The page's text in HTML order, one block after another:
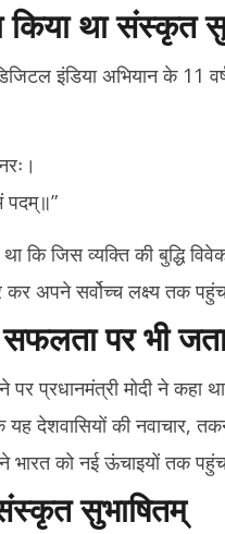
था संस्कृत
इंडिया अभियान के 11
पदम्॥”
कि जिस व्यक्ति की बुद्धि
कर अपने सर्वोच्च लक्ष्य तक
पर भी
पर प्रधानमंत्री मोदी ने कहा
यह देशवासियों की नवाचार,
भारत को नई ऊंचाइयों तक
सुभाषितम्